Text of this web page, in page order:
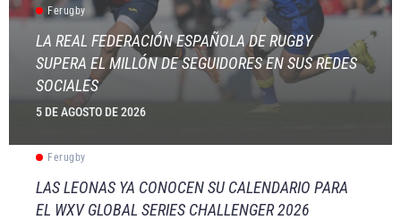
Ferugby
LA REAL FEDERACIÓN ESPAÑOLA DE RUGBY
SUPERA EL MILLÓN DE SEGUIDORES EN SUS REDES
SOCIALES
5 DE AGOSTO DE 2026
Ferugby
LAS LEONAS YA CONOCEN SU CALENDARIO PARA
EL WXV GLOBAL SERIES CHALLENGER 2026